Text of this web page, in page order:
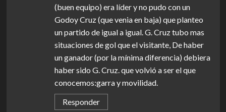
(buen equipo) era líder y no pudo con un
Godoy Cruz (que venia en baja) que planteo
un partido de igual a igual. G. Cruz tubo mas
situaciones de gol que el visitante, De haber
un ganador (por la mínima diferencia) debiera
haber sido G. Cruz. que volvió a ser el que
conocemos:garra y movilidad.
Responder